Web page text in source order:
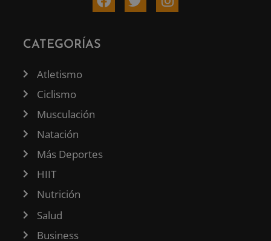
CATEGORÍAS
Atletismo
Ciclismo
Musculación
Natación
Más Deportes
HIIT
Nutrición
Salud
Business